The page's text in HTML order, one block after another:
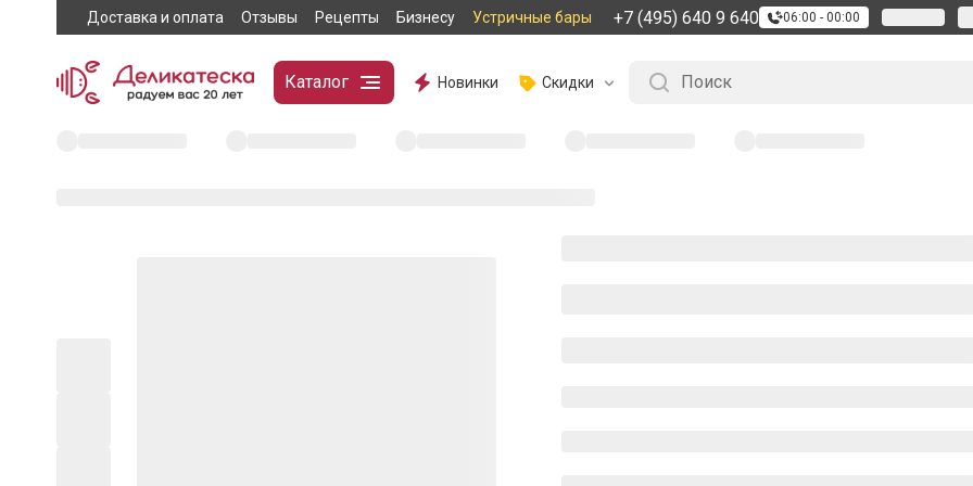
Доставка и оплата Отзывы Рецепты Бизнесу Устричные бары +7 (495) 640 9 640 06:00 - 00:00
Каталог Новинки Скидки